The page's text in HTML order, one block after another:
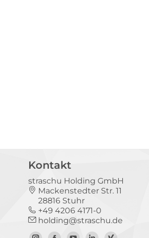
Kontakt
straschu Holding GmbH
Mackenstedter Str. 11
28816 Stuhr
+49 4206 4171-0
holding@straschu.de